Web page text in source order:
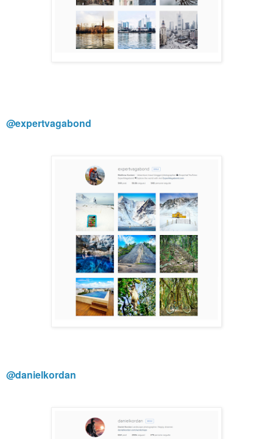
@expertvagabond
@danielkordan